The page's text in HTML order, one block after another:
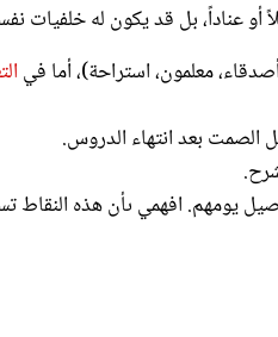
عناداً، بل قد يكون له خلفيات
معلمون، استراحة)، أما في
الصمت بعد انتهاء الدروس.
يومهم. افهمي ىأن هذه النقاط